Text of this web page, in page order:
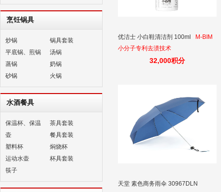
烹饪锅具
炒锅
锅具套装
平底锅、煎锅
汤锅
蒸锅
奶锅
砂锅
火锅
水酒餐具
保温杯、保温
壶
茶具套装
餐具套装
塑料杯
焖烧杯
运动水壶
杯具套装
筷子
优洁士 小白鞋清洁剂 100ml
M-BIM
小分子专利去渍技术
32,000积分
天堂 素色商务雨伞 30967DLN